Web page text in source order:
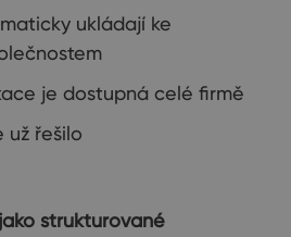
ukládají ke
je dostupná celé firmě
už řešilo
strukturované